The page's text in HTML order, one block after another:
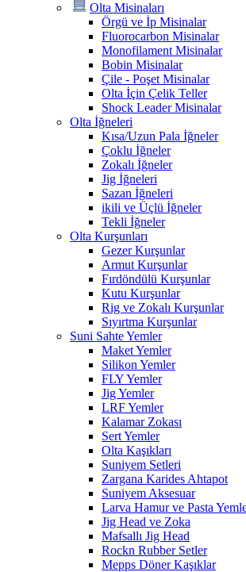
Olta Misinaları
Örgü ve İp Misinalar
Fluorocarbon Misinalar
Monofilament Misinalar
Bobin Misinalar
Çile - Poşet Misinalar
Olta İçin Çelik Teller
Shock Leader Misinalar
Olta İğneleri
Kısa/Uzun Pala İğneler
Çoklu İğneler
Zokalı İğneler
Jig İğneleri
Sazan İğneleri
ikili ve Üçlü İğneler
Tekli İğneler
Olta Kurşunları
Gezer Kurşunlar
Armut Kurşunlar
Fırdöndülü Kurşunlar
Kutu Kurşunlar
Rig ve Zokalı Kurşunlar
Sıyırtma Kurşunlar
Suni Sahte Yemler
Maket Yemler
Silikon Yemler
FLY Yemler
Jig Yemler
LRF Yemler
Kalamar Zokası
Sert Yemler
Olta Kaşıkları
Suniyem Setleri
Zargana Karides Ahtapot
Suniyem Aksesuar
Larva Hamur ve Pasta
Jig Head ve Zoka
Mafsallı Jig Head
Rockn Rubber Setler
Mepps Döner Kaşıklar